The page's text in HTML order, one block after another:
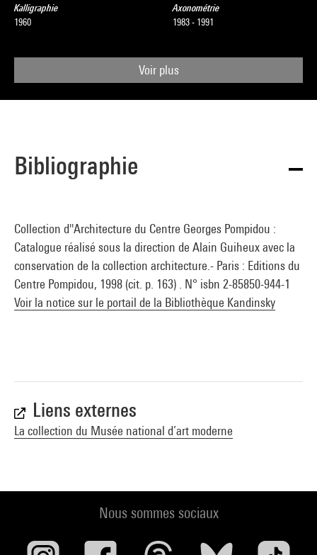
Kalligraphie
1960
Axonométrie
1983 - 1991
Voir plus
Bibliographie
Collection d''Architecture du Centre Georges Pompidou :
Catalogue réalisé sous la direction de Alain Guiheux avec la
conservation de la collection architecture.- Paris : Editions du
Centre Pompidou, 1998 (cit. p. 163) . N° isbn 2-85850-944-1
Voir la notice sur le portail de la Bibliothèque Kandinsky
Liens externes
La collection du Musée national d’art moderne
Nous sommes sociaux